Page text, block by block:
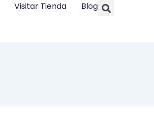
Visitar Tienda Blog Search